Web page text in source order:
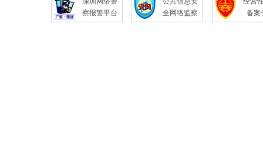
察报警平台
全网络监察
备案